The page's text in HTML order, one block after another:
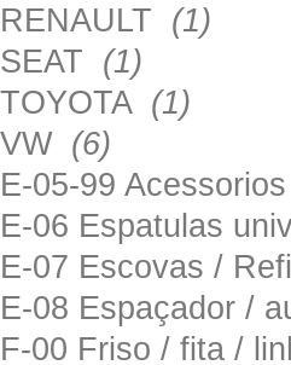
RENAULT (1)
SEAT (1)
TOYOTA (1)
VW (6)
E-05-99 Acessorios
E-06 Espatulas
E-07 Escovas /
E-08 Espaçador /
F-00 Friso / fita /